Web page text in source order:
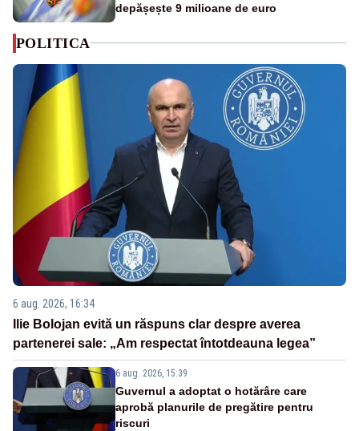
depășește 9 milioane de euro
POLITICA
6 aug. 2026, 16:34
Ilie Bolojan evită un răspuns clar despre averea
partenerei sale: „Am respectat întotdeauna legea”
6 aug. 2026, 15:39
Guvernul a adoptat o hotărâre care
aprobă planurile de pregătire pentru
riscuri